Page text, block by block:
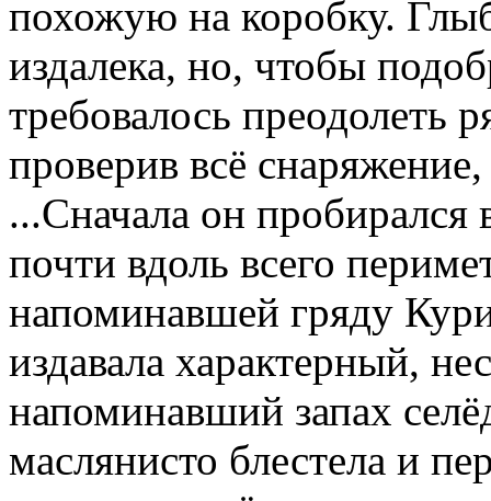
похожую на коробку.
издалека, но, чтобы
требовалось преодолеть
проверив всё
...Сначала он пробирался
почти вдоль всего
напоминавшей гряду
издавала характерный,
напоминавший запах
маслянисто блестела и